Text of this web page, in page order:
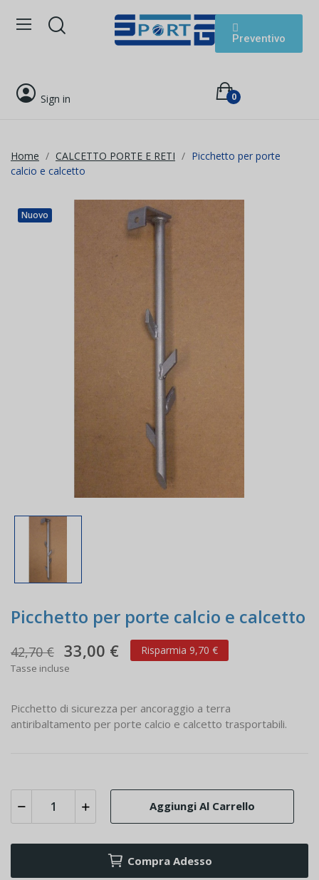
Preventivo
Sign in 0
Home CALCETTO PORTE E RETI
Picchetto per porte
calcio e calcetto
Nuovo
Picchetto per porte calcio e calcetto
42,70 € 33,00 € Risparmia 9,70 €
Tasse incluse
Picchetto di sicurezza per ancoraggio a terra
antiribaltamento per porte calcio e calcetto trasportabili.
Aggiungi Al Carrello
Compra Adesso